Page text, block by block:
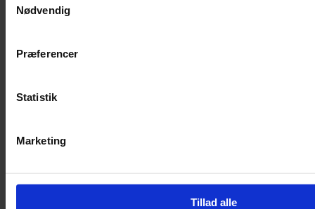
Nødvendig
Præferencer
Statistik
Marketing
Tillad alle
Bark